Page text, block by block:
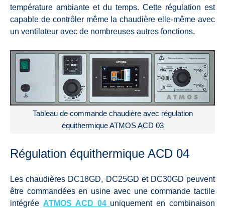
température ambiante et du temps. Cette régulation est
capable de contrôler même la chaudière elle-même avec
un ventilateur avec de nombreuses autres fonctions.
Tableau de commande chaudière avec régulation
équithermique ATMOS ACD 03
Régulation équithermique ACD 04
Les chaudières DC18GD, DC25GD et DC30GD peuvent
être commandées en usine avec une commande tactile
intégrée ATMOS ACD 04 uniquement en combinaison